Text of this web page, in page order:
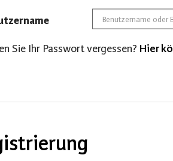
Sie Ihr Passwort vergessen? Hier